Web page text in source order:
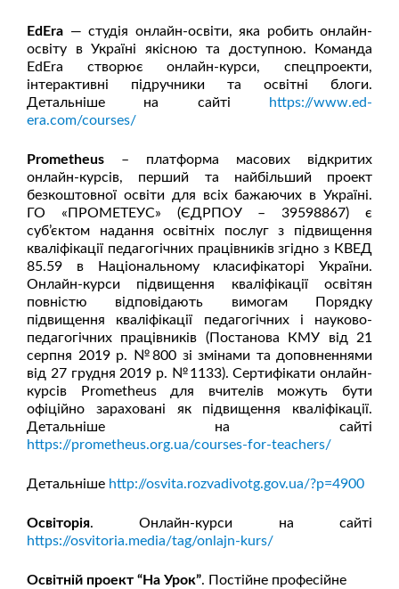
EdEra — студія онлайн-освіти, яка робить онлайн-
освіту в Україні якісною та доступною. Команда
EdEra створює онлайн-курси, спецпроекти,
інтерактивні підручники та освітні блоги.
Детальніше на сайті https://www.ed-
era.com/courses/
Рrometheus – платформа масових відкритих
онлайн-курсів, перший та найбільший проект
безкоштовної освіти для всіх бажаючих в Україні.
ГО «ПРОМЕТЕУС» (ЄДРПОУ – 39598867) є
суб’єктом надання освітніх послуг з підвищення
кваліфікації педагогічних працівників згідно з КВЕД
85.59 в Національному класифікаторі України.
Онлайн-курси підвищення кваліфікації освітян
повністю відповідають вимогам Порядку
підвищення кваліфікації педагогічних і науково-
педагогічних працівників (Постанова КМУ від 21
серпня 2019 р. №800 зі змінами та доповненнями
від 27 грудня 2019 р. №1133). Сертифікати онлайн-
курсів Prometheus для вчителів можуть бути
офіційно зараховані як підвищення кваліфікації.
Детальніше на сайті
https://prometheus.org.ua/courses-for-teachers/
Детальніше http://osvita.rozvadivotg.gov.ua/?p=4900
Освіторія. Онлайн-курси на сайті
https://osvitoria.media/tag/onlajn-kurs/
Освітній проект “На Урок”. Постійне професійне